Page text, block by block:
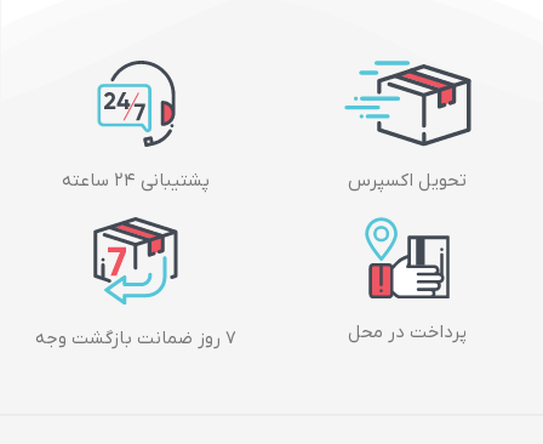
تحویل اکسپرس پشتیبانی ۲۴ ساعته
پرداخت در محل ۷ روز ضمانت بازگشت وجه